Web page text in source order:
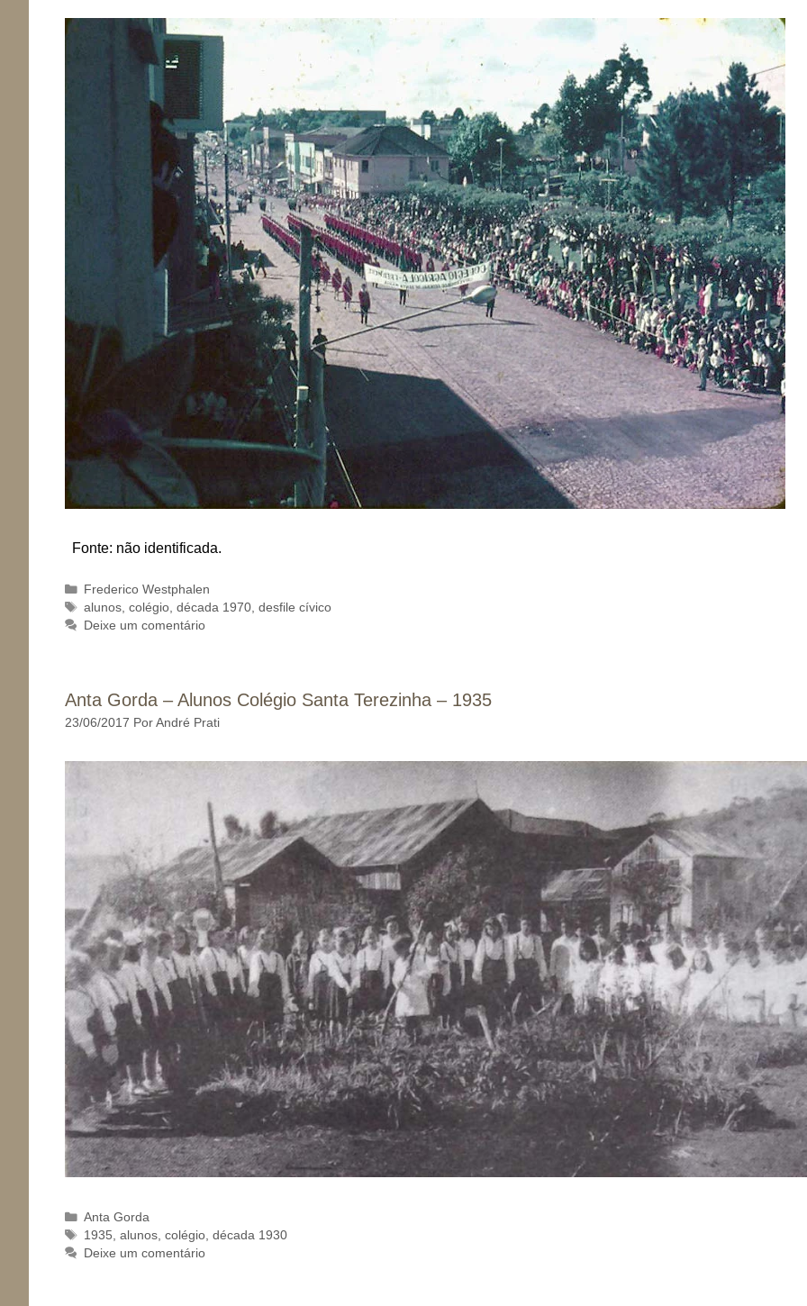
Fonte: não identificada.
Categorias
Frederico Westphalen
Tags
alunos ,colégio ,década 1970 ,desfile cívico
Deixe um comentário
Anta Gorda – Alunos Colégio Santa Terezinha – 1935
23/06/2017 Por André Prati
Categorias
Anta Gorda
Tags
1935,alunos,colégio,década 1930
Deixe um comentário